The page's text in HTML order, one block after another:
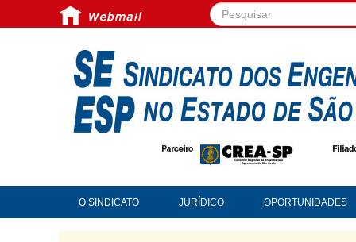
Pesquisar...
O SINDICATO JURÍDICO OPORTUNIDADES